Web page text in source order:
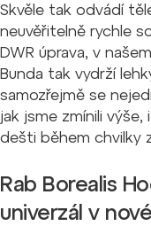
Skvěle tak odvádí
neuvěřitelně rychle
DWR úprava, v
Bunda tak vydrží
samozřejmě se
jak jsme zmínili
dešti během chvilky
Rab Borealis
univerzál v